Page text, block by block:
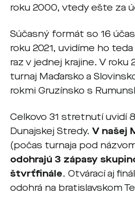
roku 2000, vtedy ešte za
Súčasný formát so 16
roku 2021, uvidíme ho
raz v jednej krajine. V roku
turnaj Maďarsko a
rokmi Gruzínsko s
Celkovo 31 stretnutí uvidí
Dunajskej Stredy. V našej
(počas turnaja pod
odohrajú 3 zápasy
štvrťfinále. Otvárací aj
odohrá na bratislavskom